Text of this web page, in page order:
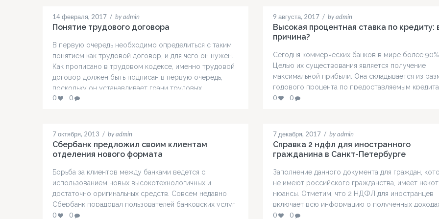
14 февраля, 2017 / by admin
Понятие трудового договора
В первую очередь необходимо определиться с таким
понятием как трудовой договор, и для чего он нужен.
Как прописано в трудовом кодексе, именно трудовой
договор должен быть подписан в первую очередь,
поскольку он устанавливает грани трудовых
отношений. Прежде чем вы его подпишете, вам
должностью имеют в…
0 0
9 августа, 2017 / by admin
Высокая процентная ставка по кредиту:
причина?
Сегодня коммерческих банков в мире более 90%.
Целью их существования является получение
максимальной прибыли. Она складывается из
годового процента по предоставляемым
меньше степени — из получения комиссий и
рискованное занятие, которое нередко приносит
убытки. В связи с…
0 0
7 октября, 2013 / by admin
Сбербанк предложил своим клиентам
отделения нового формата
Борьба за клиентов между банками ведется с
использованием новых высокотехнологичных и
достаточно оригинальных средств. Совсем недавно
Сбербанк порадовал пользователей банковских услуг
своим новым экспериментом в виде необычных
0 0
7 декабря, 2017 / by admin
Справка 2 ндфл для иностранного
гражданина в Санкт-Петербурге
Заполнение данного документа для граждан,
не имеют российского гражданства, имеет
нюансы. Отметим, что 2 НДФЛ для иностранцев
включает всю информацию о полученных
отчислениях в налоговую от заработной платы на
0 0